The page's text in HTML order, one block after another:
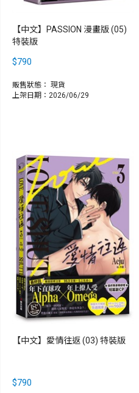
【中文】PASSION 漫畫版 (05)
特裝版
$790
販售狀態： 現貨
上架日期：2026/06/29
【中文】愛情往返 (03) 特裝版
$790